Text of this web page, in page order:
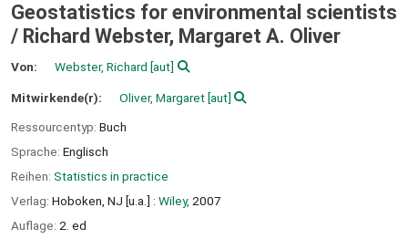
Geostatistics for environmental scientists
/ Richard Webster, Margaret A. Oliver
Von: Webster, Richard [aut]
Mitwirkende(r): Oliver, Margaret[aut]
Ressourcentyp: Buch
Sprache: Englisch
Reihen: Statistics in practice
Verlag: Hoboken, NJ [u.a.] : Wiley, 2007
Auflage: 2. ed